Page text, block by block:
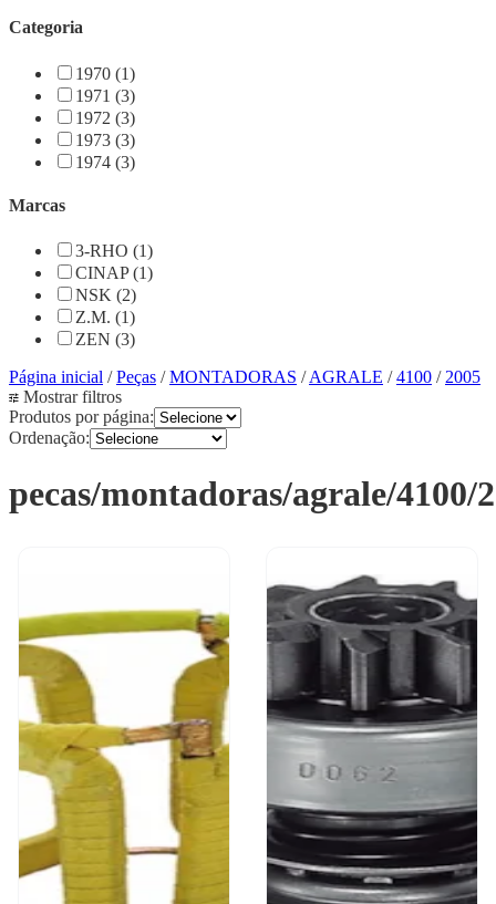
Categoria
1970 (1)
1971 (3)
1972 (3)
1973 (3)
1974 (3)
Marcas
3-RHO (1)
CINAP (1)
NSK (2)
Z.M. (1)
ZEN (3)
Página inicial /Peças /MONTADORAS /AGRALE /4100 / 2005
Mostrar filtros
Produtos por página:
Ordenação:
pecas/montadoras/agrale/4100/